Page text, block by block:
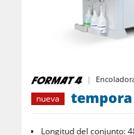
nueva
tempora
Longitud del conjunto: